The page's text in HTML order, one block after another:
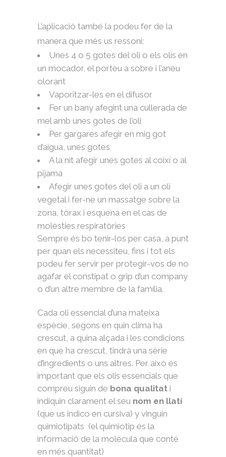
L’aplicació també la podeu fer de la
manera que més us ressoni:
Unes 4 o 5 gotes del oli o els olis en
un mocador, el porteu a sobre i l’aneu
olorant
Vaporitzar-les en el difusor
Fer un bany afegint una cullerada de
mel amb unes gotes de l’oli
Per gargares afegir en mig got
d’aigua, unes gotes
A la nit afegir unes gotes al coixí o al
pijama
Afegir unes gotes del oli a un oli
vegetal i fer-ne un massatge sobre la
zona, tòrax i esquena en el cas de
molèsties respiratòries
Sempre és bo tenir-los per casa, a punt
per quan els necessiteu, fins i tot els
podeu fer servir per protegir-vos de no
agafar el constipat o grip d’un company
o d’un altre membre de la família.
Cada oli essencial d’una mateixa
espècie, segons en quin clima ha
crescut, a quina alçada i les condicions
en que ha crescut, tindrà una sèrie
d’ingredients o uns altres. Per això és
important que els olis essencials que
compreu siguin de bona qualitat i
indiquin clarament el seu nom en llatí
(que us indico en cursiva) y vinguin
quimiotipats (el quimiotip és la
informació de la molècula que conté
en més quantitat)